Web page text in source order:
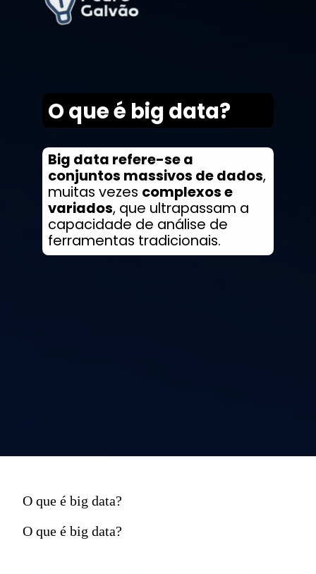
Big data refere-se a
conjuntos massivos de dados,
muitas vezes complexos e
variados, que ultrapassam a
capacidade de análise de
ferramentas tradicionais.
O que é big data?
O que é big data?
O que é big data?